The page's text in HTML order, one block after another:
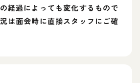
経過によっても変化するもので
は面会時に直接スタッフにご確